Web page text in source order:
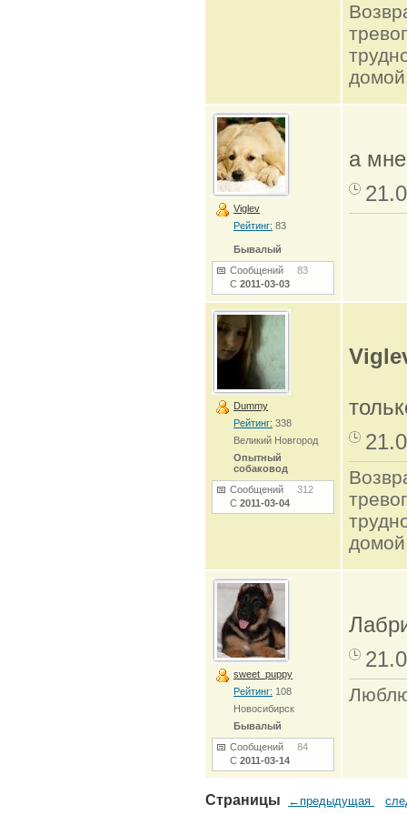
Viglev
Рейтинг: 83
Бывалый
Сообщений 83
С 2011-03-03
а
Dummy
Рейтинг: 338
Великий Новгород
Опытный
собаковод
Сообщений 312
С 2011-03-04
sweet_puppy
Рейтинг: 108
Новосибирск
Бывалый
Сообщений 84
С 2011-03-14
Страницы ←предыдущая